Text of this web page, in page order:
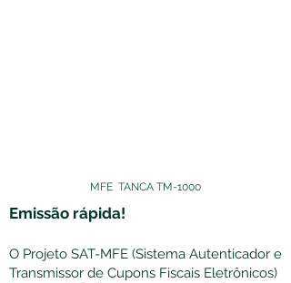
MFE TANCA TM-1000
Emissão rápida!
O Projeto SAT-MFE (Sistema Autenticador e
Transmissor de Cupons Fiscais Eletrônicos)